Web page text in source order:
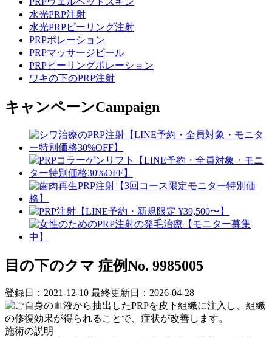
水光PRP注射
水光PRPピーリング注射
PRPポレーション
PRPマッサージピール
PRPピーリングポレーション
ワキの下のPRP注射
キャンペーンCampaign
目の下のクマ 症例No. 9985005
登録日：2021-12-10 最終更新日：2026-04-28
施術の説明